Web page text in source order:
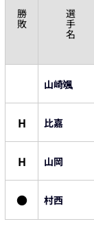
勝
敗
選
手
名
山崎颯
H 比嘉
H 山岡
● 村西